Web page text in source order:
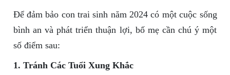
Để đảm bảo con trai sinh năm 2024 có một cuộc sống
bình an và phát triển thuận lợi, bố mẹ cần chú ý một
số điểm sau:
1. Tránh Các Tuổi Xung Khắc